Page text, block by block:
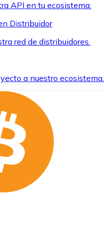
API en tu ecosistema.
Distribuidor
red de distribuidores.
a nuestro ecosistema.